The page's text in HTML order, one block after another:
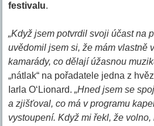
festivalu.
„Když jsem potvrdil svoji účast na
uvědomil jsem si, že mám vlastně
kamarády, co dělají úžasnou
„nátlak“ na pořadatele jedna z
Iarla O‘Lionard.„Hned jsem se
a zjišťoval, co má v programu
vystoupení. Když mi řekl, že